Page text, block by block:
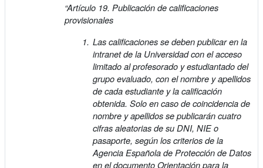
“Artículo 19. Publicación de calificaciones
provisionales
Las calificaciones se deben publicar en la
intranet de la Universidad con el acceso
limitado al profesorado y estudiantado del
grupo evaluado, con el nombre y apellidos
de cada estudiante y la calificación
obtenida. Solo en caso de coincidencia de
nombre y apellidos se publicarán cuatro
cifras aleatorias de su DNI, NIE o
pasaporte, según los criterios de la
Agencia Española de Protección de Datos
en el documento Orientación para la